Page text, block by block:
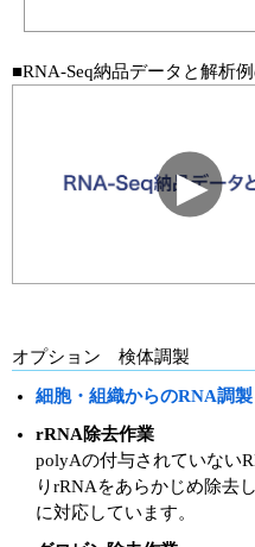
■RNA-Seq納品データと解析
▶
オプション 検体調製
細胞・組織からのRNA調製
rRNA除去作業
polyAの付与されていない
りrRNAをあらかじめ除去
に対応しています。